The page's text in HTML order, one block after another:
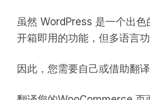
虽然 WordPress 是一个出色
开箱即用的功能，但多语言
因此，您需要自己或借助翻